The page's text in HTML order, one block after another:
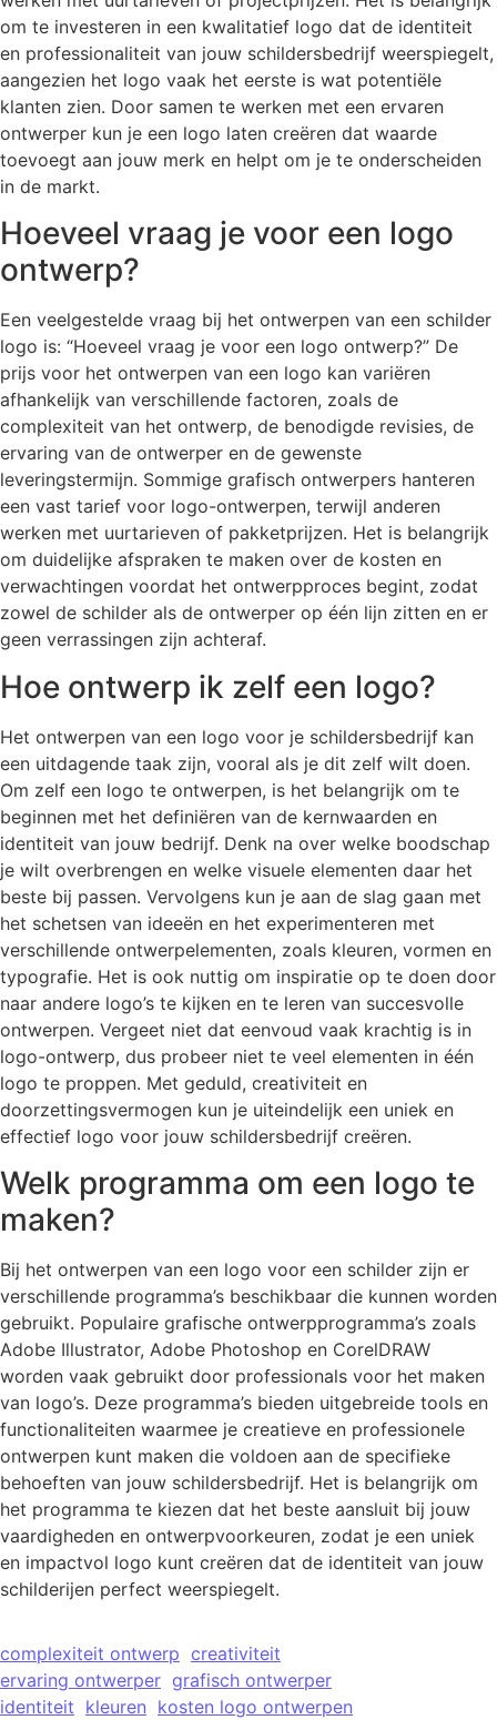
om te investeren in een kwalitatief logo dat de identiteit
en professionaliteit van jouw schildersbedrijf weerspiegelt,
aangezien het logo vaak het eerste is wat potentiële
klanten zien. Door samen te werken met een ervaren
ontwerper kun je een logo laten creëren dat waarde
toevoegt aan jouw merk en helpt om je te onderscheiden
in de markt.
Hoeveel vraag je voor een logo
ontwerp?
Een veelgestelde vraag bij het ontwerpen van een schilder
logo is: “Hoeveel vraag je voor een logo ontwerp?” De
prijs voor het ontwerpen van een logo kan variëren
afhankelijk van verschillende factoren, zoals de
complexiteit van het ontwerp, de benodigde revisies, de
ervaring van de ontwerper en de gewenste
leveringstermijn. Sommige grafisch ontwerpers hanteren
een vast tarief voor logo-ontwerpen, terwijl anderen
werken met uurtarieven of pakketprijzen. Het is belangrijk
om duidelijke afspraken te maken over de kosten en
verwachtingen voordat het ontwerpproces begint, zodat
zowel de schilder als de ontwerper op één lijn zitten en er
geen verrassingen zijn achteraf.
Hoe ontwerp ik zelf een logo?
Het ontwerpen van een logo voor je schildersbedrijf kan
een uitdagende taak zijn, vooral als je dit zelf wilt doen.
Om zelf een logo te ontwerpen, is het belangrijk om te
beginnen met het definiëren van de kernwaarden en
identiteit van jouw bedrijf. Denk na over welke boodschap
je wilt overbrengen en welke visuele elementen daar het
beste bij passen. Vervolgens kun je aan de slag gaan met
het schetsen van ideeën en het experimenteren met
verschillende ontwerpelementen, zoals kleuren, vormen en
typografie. Het is ook nuttig om inspiratie op te doen door
naar andere logo’s te kijken en te leren van succesvolle
ontwerpen. Vergeet niet dat eenvoud vaak krachtig is in
logo-ontwerp, dus probeer niet te veel elementen in één
logo te proppen. Met geduld, creativiteit en
doorzettingsvermogen kun je uiteindelijk een uniek en
effectief logo voor jouw schildersbedrijf creëren.
Welk programma om een logo te
maken?
Bij het ontwerpen van een logo voor een schilder zijn er
verschillende programma’s beschikbaar die kunnen worden
gebruikt. Populaire grafische ontwerpprogramma’s zoals
Adobe Illustrator, Adobe Photoshop en CorelDRAW
worden vaak gebruikt door professionals voor het maken
van logo’s. Deze programma’s bieden uitgebreide tools en
functionaliteiten waarmee je creatieve en professionele
ontwerpen kunt maken die voldoen aan de specifieke
behoeften van jouw schildersbedrijf. Het is belangrijk om
het programma te kiezen dat het beste aansluit bij jouw
vaardigheden en ontwerpvoorkeuren, zodat je een uniek
en impactvol logo kunt creëren dat de identiteit van jouw
schilderijen perfect weerspiegelt.
complexiteit ontwerp creativiteit
ervaring ontwerper grafisch ontwerper
identiteit kleuren kosten logo ontwerpen